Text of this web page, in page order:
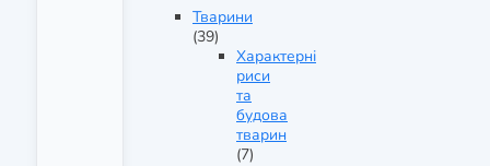
Тварини
(39)
Характерні
риси
та
будова
тварин
(7)